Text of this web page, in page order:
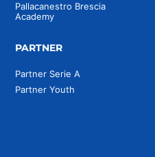
Pallacanestro Brescia
Academy
PARTNER
Partner Serie A
Partner Youth